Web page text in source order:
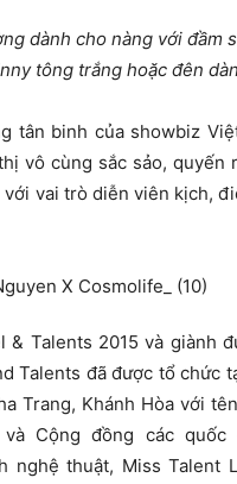
dành cho nàng với đầm
tông trắng hoặc đên
tân binh của showbiz
vô cùng sắc sảo, quyến
vai trò diễn viên kịch,
Talents 2015 và giành
Talents đã được tổ chức
Trang, Khánh Hòa với
Cộng đồng các
nghệ thuật, Miss Talent